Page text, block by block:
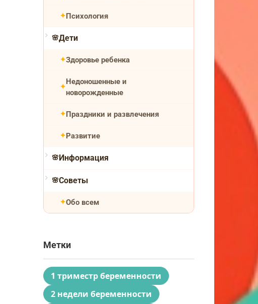
Психология
Дети
Здоровье ребенка
Недоношенные и
новорожденные
Праздники и развлечения
Развитие
Информация
Советы
Обо всем
Метки
1 триместр беременности
2 недели беременности